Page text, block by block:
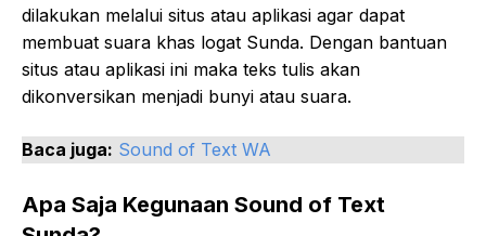
dilakukan melalui situs atau aplikasi agar dapat
membuat suara khas logat Sunda. Dengan bantuan
situs atau aplikasi ini maka teks tulis akan
dikonversikan menjadi bunyi atau suara.
Baca juga: Sound of Text WA
Apa Saja Kegunaan Sound of Text